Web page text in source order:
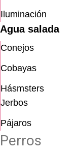
Iluminación
Agua salada
Conejos
Cobayas
Hásmsters
Jerbos
Pájaros
Perros